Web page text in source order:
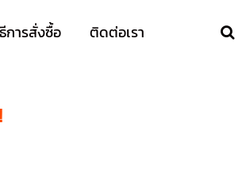
การสั่งซื้อ ติดต่อเรา